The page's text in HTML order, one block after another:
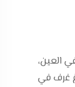
في العين،
غرف في